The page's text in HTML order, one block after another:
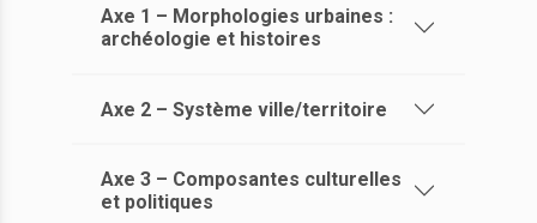
Axe 1 – Morphologies urbaines :
archéologie et histoires
Axe 2 – Système ville/territoire
Axe 3 – Composantes culturelles
et politiques